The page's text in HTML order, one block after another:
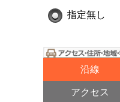
指定無し
沿線
アクセス